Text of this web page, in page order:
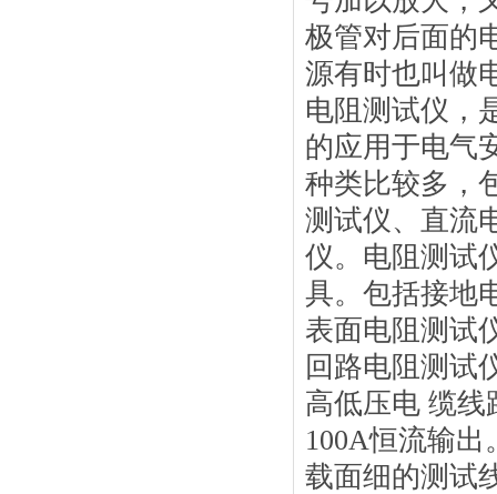
极管对后面的
源有时也叫做
电阻测试仪，
的应用于电气
种类比较多，
测试仪、直流
仪。电阻测试
具。包括接地
表面电阻测试
回路电阻测试
高低压电 缆线
100A恒流输
载面细的测试